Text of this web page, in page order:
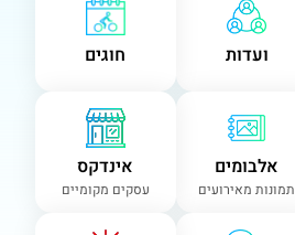
ועדות חוגים
אלבומים
תמונות מאירועים
אינדקס
עסקים מקומיים